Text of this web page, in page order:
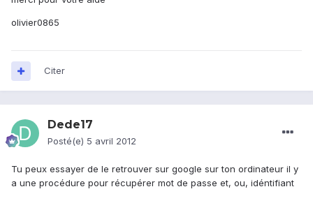
olivier0865
Citer
Dede17
Posté(e) 5 avril 2012
Tu peux essayer de le retrouver sur google sur ton ordinateur il y
a une procédure pour récupérer mot de passe et, ou, idéntifiant